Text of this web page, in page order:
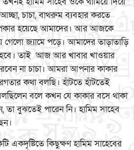
চাচা, বাথরুম ব্যবহার করতে
হয়েছে আমাদের। আর আজকে
জ্যামে পড়ে। আমাদের তাড়াতাড়ি
হবে। তাই আজ আর খাবার খাওয়ার
না চাচা। আমরা আপনার কাকার
কথা বলছি। হাঁটতে হাঁটতেই
বলে কখন যে কাকার বসে থাকা
তা বুঝতেই পারেন নি। হামিম সাহেব
একদৃষ্টিতে কিছুক্ষণ হামিম সাহেবের